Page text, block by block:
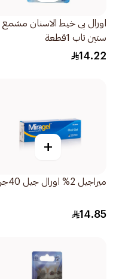
اورال بى خيط الاسنان مشمع
ستين تاب 1قطعة
14.22
+
ميراجيل 2% اورال جيل 40جرام
14.85